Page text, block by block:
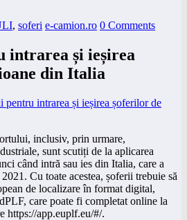
, soferi e-camion.ro 0 Comments
intrarea și ieșirea
din Italia
inclusiv, prin urmare,
sunt scutiți de la aplicarea
când intră sau ies din Italia, care a
Cu toate acestea, șoferii trebuie să
de localizare în format digital,
care poate fi completat online la
https://app.euplf.eu/#/.